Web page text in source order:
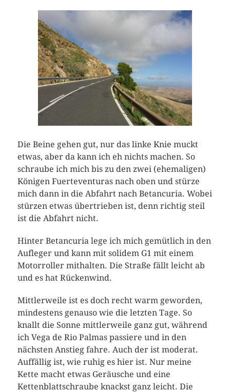
Die Beine gehen gut, nur das linke Knie muckt
etwas, aber da kann ich eh nichts machen. So
schraube ich mich bis zu den zwei (ehemaligen)
Königen Fuerteventuras nach oben und stürze
mich dann in die Abfahrt nach Betancuria. Wobei
stürzen etwas übertrieben ist, denn richtig steil
ist die Abfahrt nicht.
Hinter Betancuria lege ich mich gemütlich in den
Aufleger und kann mit solidem G1 mit einem
Motorroller mithalten. Die Straße fällt leicht ab
und es hat Rückenwind.
Mittlerweile ist es doch recht warm geworden,
mindestens genauso wie die letzten Tage. So
knallt die Sonne mittlerweile ganz gut, während
ich Vega de Rio Palmas passiere und in den
nächsten Anstieg fahre. Auch der ist moderat.
Auffällig ist, wie ruhig es hier ist. Nur meine
Kette macht etwas Geräusche und eine
Kettenblattschraube knackst ganz leicht. Die